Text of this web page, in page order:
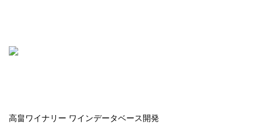
高畠ワイナリー ワインデータベース開発